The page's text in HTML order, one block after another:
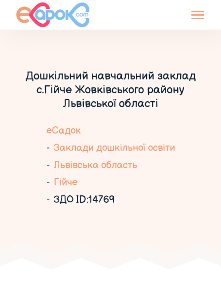
Дошкільний навчальний заклад
с.Гійче Жовківського району
Львівської області
еСадок
Заклади дошкільної освіти
Львівська область
Гійче
ЗДО ID:14769